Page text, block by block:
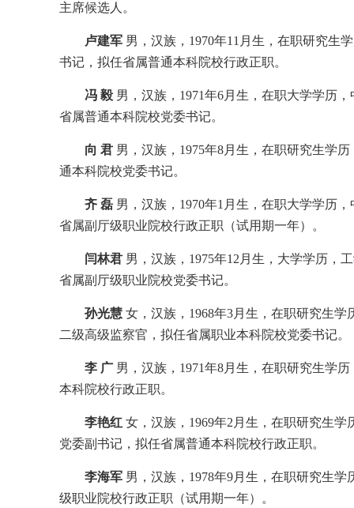
主席候选人。
卢建军 男，汉族，1970年11月生，在职研究生
书记，拟任省属普通本科院校行政正职。
冯 毅 男，汉族，1971年6月生，在职大学学历
省属普通本科院校党委书记。
向 君 男，汉族，1975年8月生，在职研究生学
通本科院校党委书记。
齐 磊 男，汉族，1970年1月生，在职大学学历
省属副厅级职业院校行政正职（试用期一年）。
闫林君 男，汉族，1975年12月生，大学学历，
省属副厅级职业院校党委书记。
孙光慧 女，汉族，1968年3月生，在职研究生
二级高级监察官，拟任省属职业本科院校党委书记。
李 广 男，汉族，1971年8月生，在职研究生学
本科院校行政正职。
李艳红 女，汉族，1969年2月生，在职研究生
党委副书记，拟任省属普通本科院校行政正职。
李海军 男，汉族，1978年9月生，在职研究生
级职业院校行政正职（试用期一年）。